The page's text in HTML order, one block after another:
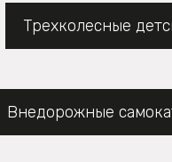
Трехколесные
Внедорожные